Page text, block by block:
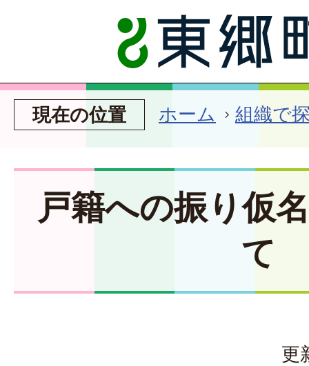
現在の位置 ホーム 組織で
戸籍への振り仮
て
更